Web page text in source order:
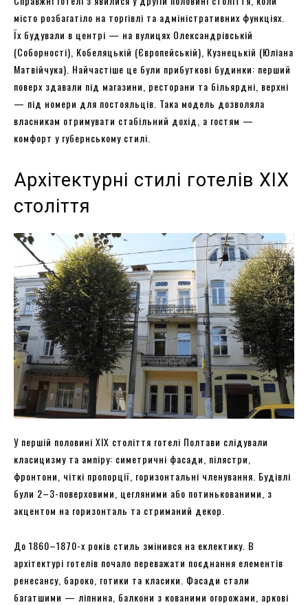
місто розбагатіло на торгівлі та адміністративних функціях.
Їх будували в центрі — на вулицях Олександрівській
(Соборності), Кобеляцькій (Європейській), Кузнецькій (Юліана
Матвійчука). Найчастіше це були прибуткові будинки: перший
поверх здавали під магазини, ресторани та більярдні, верхні
— під номери для постояльців. Така модель дозволяла
власникам отримувати стабільний дохід, а гостям —
комфорт у губернському стилі.
Архітектурні стилі готелів XIX
століття
У першій половині XIX століття готелі Полтави слідували
класицизму та ампіру: симетричні фасади, пілястри,
фронтони, чіткі пропорції, горизонтальні членування. Будівлі
були 2–3-поверховими, цегляними або потинькованими, з
акцентом на горизонталь та стриманий декор.
До 1860–1870-х років стиль змінився на еклектику. В
архітектурі готелів почало переважати поєднання елементів
ренесансу, бароко, готики та класики. Фасади стали
багатшими — ліпнина, балкони з кованими огорожами, аркові